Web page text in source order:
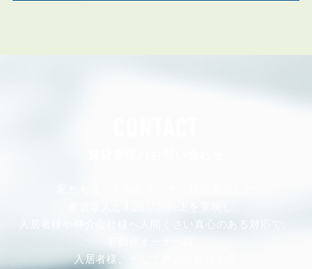
入居者様や仲介会社様へ人間くさい真心のある対応で、
入居者様、そして仲介会社様から